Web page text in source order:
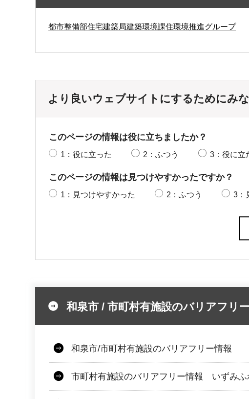
都市整備部住宅建築局建築環境課住環境推進グループ
より良いウェブサイトにするためにみ
このページの情報は役に立ちましたか？
1：役に立った 2：ふつう 3：役に立
このページの情報は見つけやすかったですか？
1：見つけやすかった 2：ふつう 3：
和泉市 / 市町村有施設のバリアフリ
和泉市/市町村有施設のバリアフリー情報
市町村有施設のバリアフリー情報 いずみふ